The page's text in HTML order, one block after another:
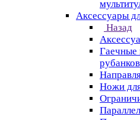
Аксессуары
Назад
Гаечные
рубанков
Ножи